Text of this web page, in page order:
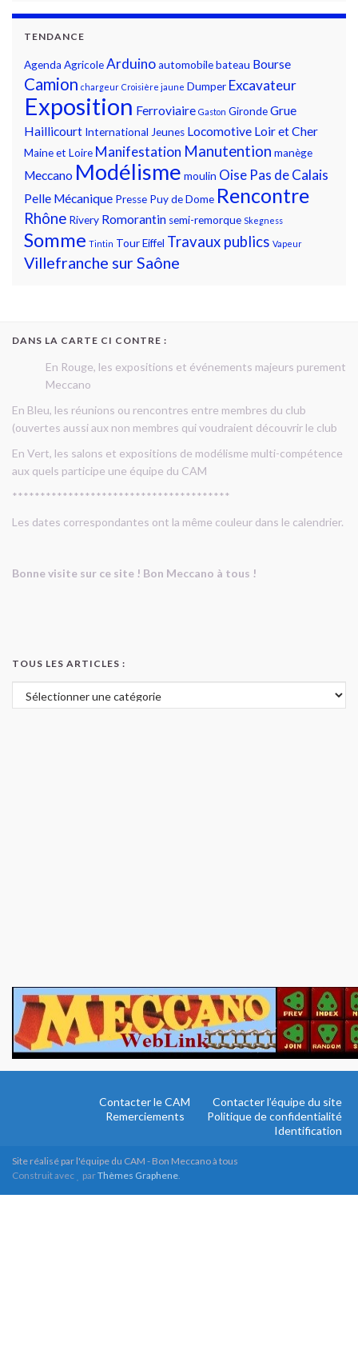
TENDANCE
Agenda AgricoleArduinoautomobilebateau Bourse
Camion chargeur Croisière jaune Dumper Excavateur
Exposition Ferroviaire Gaston GirondeGrue
Haillicourt International Jeunes Locomotive Loir et Cher
Maine et Loire Manifestation Manutention manège
Meccano Modélisme moulin Oise Pas de Calais
Pelle Mécanique Presse Puy de Dome Rencontre
Rhône Rivery Romorantin semi-remorque Skegness
Somme Tintin Tour Eiffel Travaux publics Vapeur
Villefranche sur Saône
DANS LA CARTE CI CONTRE :
En Rouge, les expositions et événements majeurs purement
Meccano
En Bleu, les réunions ou rencontres entre membres du club
(ouvertes aussi aux non membres qui voudraient découvrir le club
En Vert, les salons et expositions de modélisme multi-compétence
aux quels participe une équipe du CAM
***************************************
Les dates correspondantes ont la même couleur dans le calendrier.
Bonne visite sur ce site ! Bon Meccano à tous !
TOUS LES ARTICLES :
Tous les articles :
Contacter le CAM
Contacter l’équipe du site
Remerciements
Politique de confidentialité
Identification
Site réalisé par l'équipe du CAM - Bon Meccano à tous
Construit avec
parThèmes Graphene